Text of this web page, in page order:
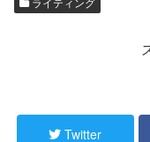
Twitter